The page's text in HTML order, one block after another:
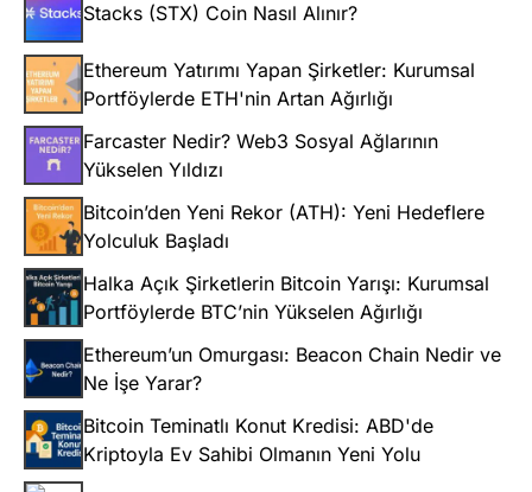
Stacks (STX) Coin Nasıl Alınır?
Ethereum Yatırımı Yapan Şirketler: Kurumsal
Portföylerde ETH'nin Artan Ağırlığı
Farcaster Nedir? Web3 Sosyal Ağlarının
Yükselen Yıldızı
Bitcoin’den Yeni Rekor (ATH): Yeni Hedeflere
Yolculuk Başladı
Halka Açık Şirketlerin Bitcoin Yarışı: Kurumsal
Portföylerde BTC’nin Yükselen Ağırlığı
Ethereum’un Omurgası: Beacon Chain Nedir ve
Ne İşe Yarar?
Bitcoin Teminatlı Konut Kredisi: ABD'de
Kriptoyla Ev Sahibi Olmanın Yeni Yolu